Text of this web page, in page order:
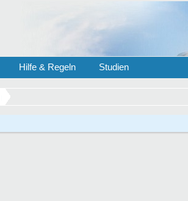
Hilfe & Regeln Studien